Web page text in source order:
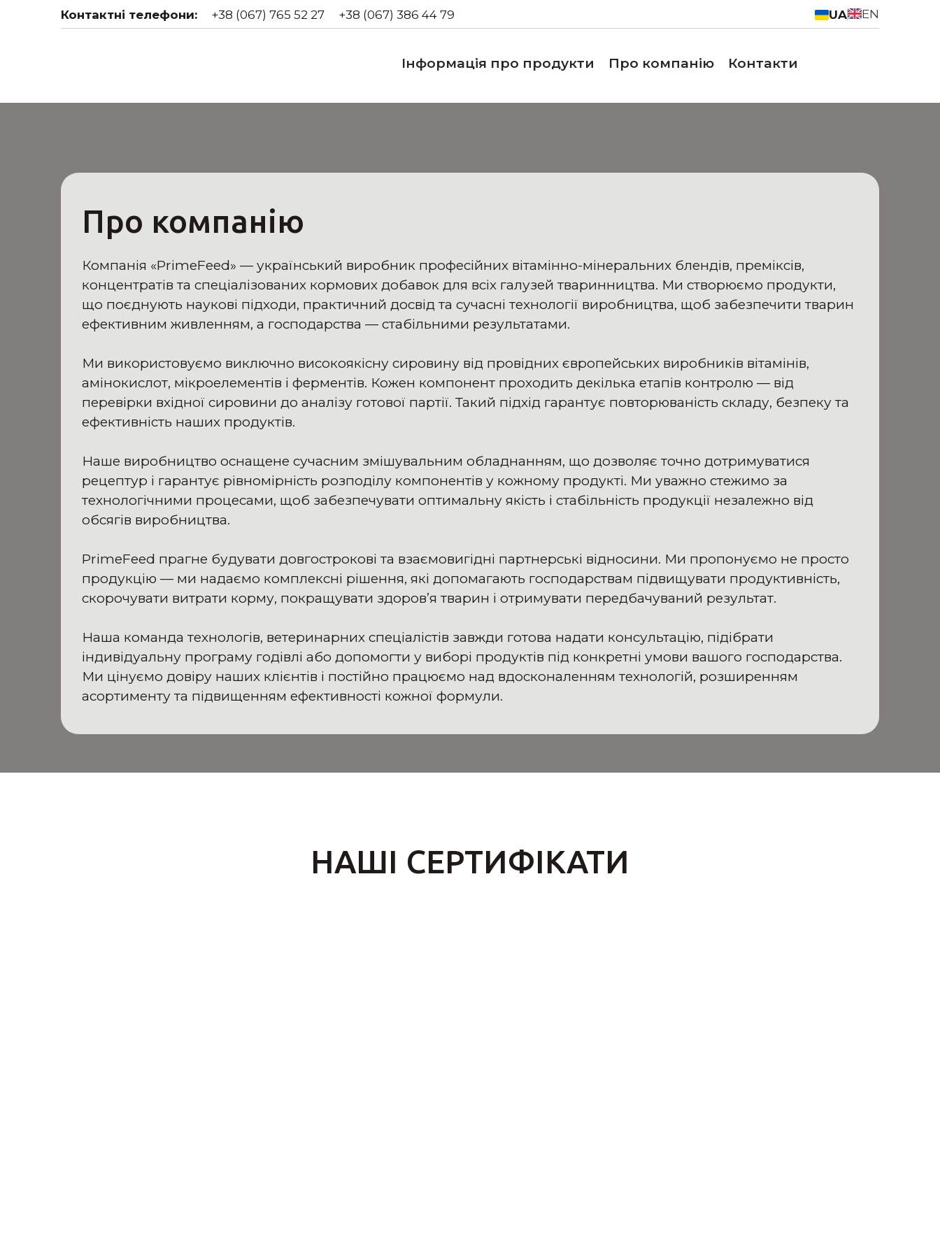
Контактні телефони: +38 (067) 765 52 27 +38 (067) 386 44 79 UA EN
Інформація про продукти Про компанію Контакти
Про компанію
Компанія «PrimeFeed» — український виробник професійних вітамінно-мінеральних блендів, преміксів,
концентратів та спеціалізованих кормових добавок для всіх галузей тваринництва. Ми створюємо продукти,
що поєднують наукові підходи, практичний досвід та сучасні технології виробництва, щоб забезпечити тварин
ефективним живленням, а господарства — стабільними результатами.
Ми використовуємо виключно високоякісну сировину від провідних європейських виробників вітамінів,
амінокислот, мікроелементів і ферментів. Кожен компонент проходить декілька етапів контролю — від
перевірки вхідної сировини до аналізу готової партії. Такий підхід гарантує повторюваність складу, безпеку та
ефективність наших продуктів.
Наше виробництво оснащене сучасним змішувальним обладнанням, що дозволяє точно дотримуватися
рецептур і гарантує рівномірність розподілу компонентів у кожному продукті. Ми уважно стежимо за
технологічними процесами, щоб забезпечувати оптимальну якість і стабільність продукції незалежно від
обсягів виробництва.
PrimeFeed прагне будувати довгострокові та взаємовигідні партнерські відносини. Ми пропонуємо не просто
продукцію — ми надаємо комплексні рішення, які допомагають господарствам підвищувати продуктивність,
скорочувати витрати корму, покращувати здоров’я тварин і отримувати передбачуваний результат.
Наша команда технологів, ветеринарних спеціалістів завжди готова надати консультацію, підібрати
індивідуальну програму годівлі або допомогти у виборі продуктів під конкретні умови вашого господарства.
Ми цінуємо довіру наших клієнтів і постійно працюємо над вдосконаленням технологій, розширенням
асортименту та підвищенням ефективності кожної формули.
НАШІ СЕРТИФІКАТИ